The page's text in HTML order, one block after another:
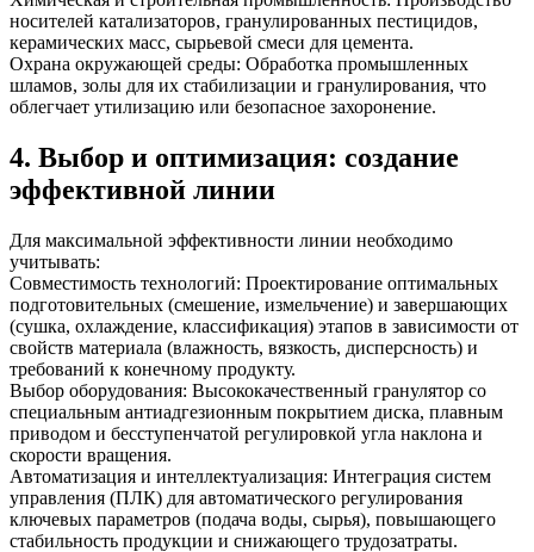
носителей катализаторов, гранулированных пестицидов,
керамических масс, сырьевой смеси для цемента.
Охрана окружающей среды: Обработка промышленных
шламов, золы для их стабилизации и гранулирования, что
облегчает утилизацию или безопасное захоронение.
4. Выбор и оптимизация: создание
эффективной линии
Для максимальной эффективности линии необходимо
учитывать:
Совместимость технологий: Проектирование оптимальных
подготовительных (смешение, измельчение) и завершающих
(сушка, охлаждение, классификация) этапов в зависимости от
свойств материала (влажность, вязкость, дисперсность) и
требований к конечному продукту.
Выбор оборудования: Высококачественный гранулятор со
специальным антиадгезионным покрытием диска, плавным
приводом и бесступенчатой регулировкой угла наклона и
скорости вращения.
Автоматизация и интеллектуализация: Интеграция систем
управления (ПЛК) для автоматического регулирования
ключевых параметров (подача воды, сырья), повышающего
стабильность продукции и снижающего трудозатраты.